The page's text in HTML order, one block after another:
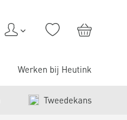
Werken bij Heutink
Tweedekans